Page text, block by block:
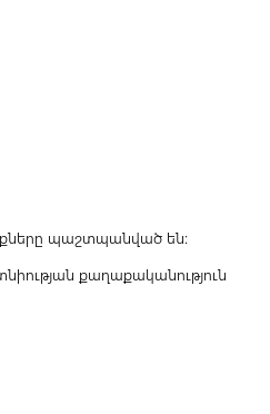
պաշտպանված են:
քաղաքականություն